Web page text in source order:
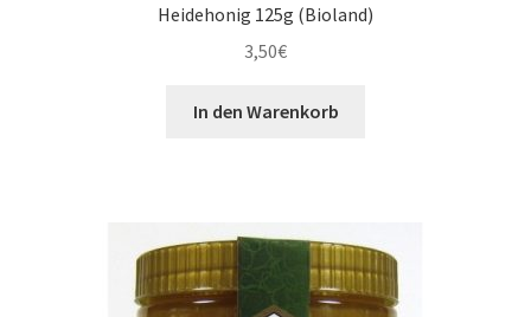
Heidehonig 125g (Bioland)
3,50€
In den Warenkorb